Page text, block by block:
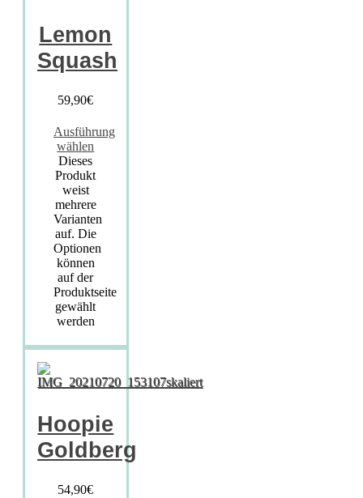
Lemon
Squash
59,90€
Ausführung
wählen
Dieses
Produkt
weist
mehrere
Varianten
auf. Die
Optionen
können
auf der
Produktseite
gewählt
werden
Hoopie
Goldberg
54,90€